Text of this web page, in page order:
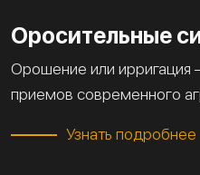
Оросительные
Орошение или ирригация
приемов современного
Узнать подробнее